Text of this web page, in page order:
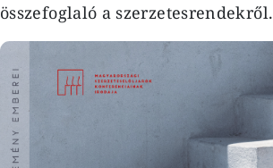
összefoglaló a szerzetesrendekről.